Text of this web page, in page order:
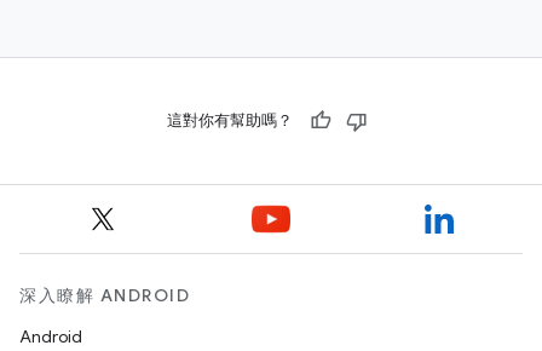
這對你有幫助嗎？
深入瞭解 ANDROID
Android